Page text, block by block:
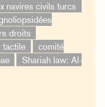
navires civils turcs
droits
tactile
comité
Shariah law: Al-